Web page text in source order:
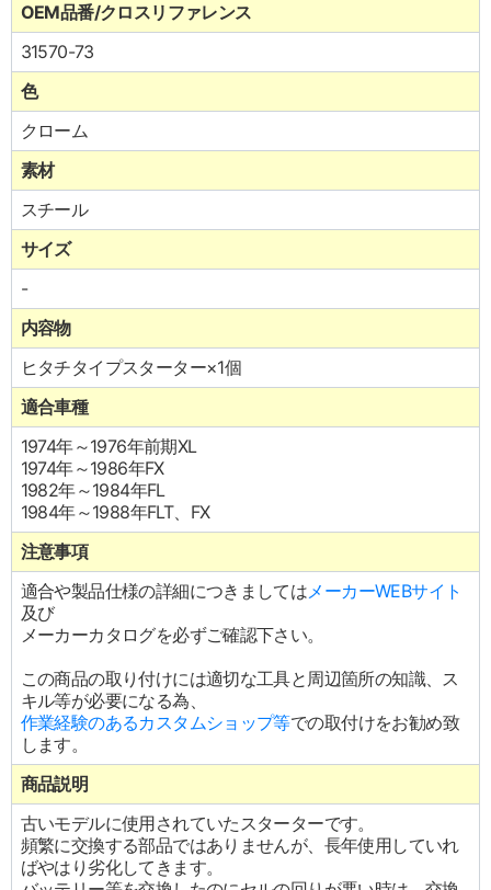
OEM品番/クロスリファレンス
31570-73
色
クローム
素材
スチール
サイズ
-
内容物
ヒタチタイプスターター×1個
適合車種
1974年～1976年前期XL
1974年～1986年FX
1982年～1984年FL
1984年～1988年FLT、FX
注意事項
適合や製品仕様の詳細につきましてはメーカーWEBサイト
及び
メーカーカタログを必ずご確認下さい。
この商品の取り付けには適切な工具と周辺箇所の知識、ス
キル等が必要になる為、
作業経験のあるカスタムショップ等での取付けをお勧め致
します。
商品説明
古いモデルに使用されていたスターターです。
頻繁に交換する部品ではありませんが、長年使用していれ
ばやはり劣化してきます。